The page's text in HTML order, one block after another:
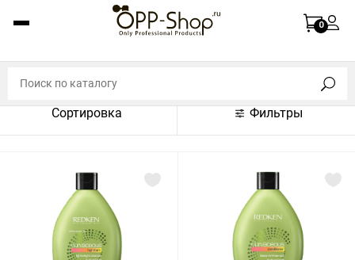
0
Сортировка Фильтры
По названию (A-Z)
По цене (по возрастанию)
По цене (по убыванию)
По популярности (по убыванию)
Показать: